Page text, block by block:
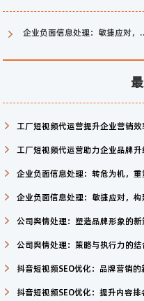
企业负面信
工厂短视频代运营提升企业营销效
工厂短视频代运营助力企业品牌升
企业负面信息处理：转危为机，重
企业负面信息处理：敏捷应对，
公司舆情处理：塑造品牌形象的
公司舆情处理：策略与执行力的结
抖音短视频SEO优化：品牌营销的
抖音短视频SEO优化：提升内容